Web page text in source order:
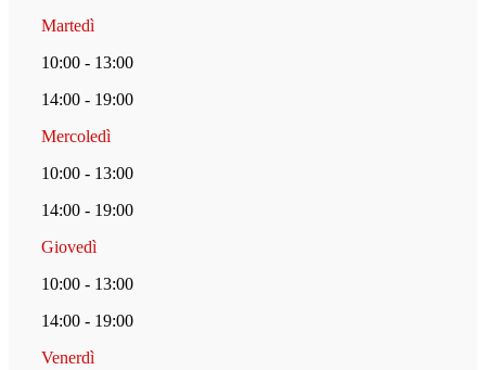
Martedì
10:00 - 13:00
14:00 - 19:00
Mercoledì
10:00 - 13:00
14:00 - 19:00
Giovedì
10:00 - 13:00
14:00 - 19:00
Venerdì